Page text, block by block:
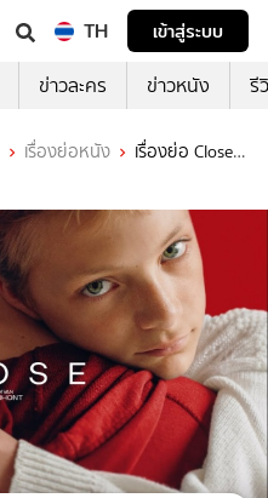
TH
เข้าสู่ระบบ
ข่าวละคร ข่าวหนัง รี
เรื่องย่อหนัง
เรื่องย่อ Close